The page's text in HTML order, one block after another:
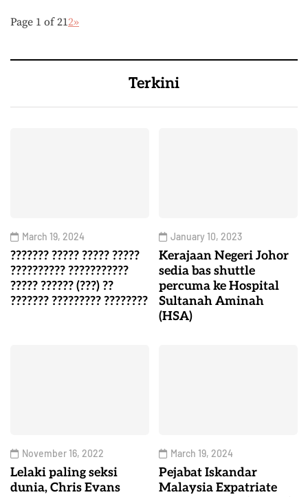
Page 1 of 212»
Terkini
March 19, 2024
??????? ????? ????? ?????
?????????? ???????????
????? ?????? (???) ??
??????? ????????? ????????
January 10, 2023
Kerajaan Negeri Johor
sedia bas shuttle
percuma ke Hospital
Sultanah Aminah
(HSA)
November 16, 2022
Lelaki paling seksi
dunia, Chris Evans
March 19, 2024
Pejabat Iskandar
Malaysia Expatriate